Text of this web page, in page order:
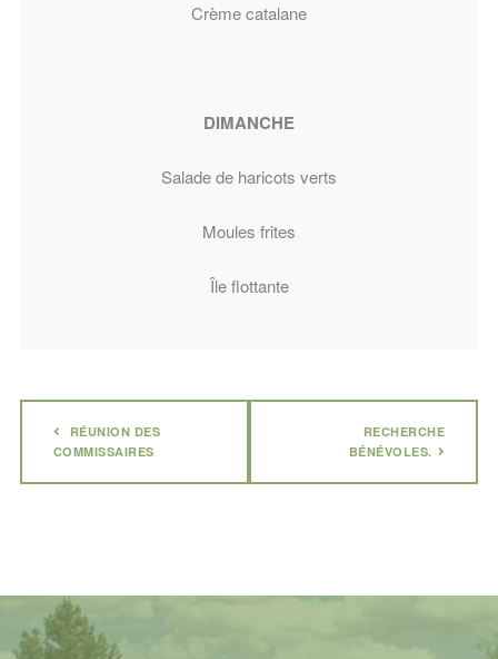
Crème catalane
DIMANCHE
Salade de haricots verts
Moules frites
Île flottante
RÉUNION DES
COMMISSAIRES
RECHERCHE
BÉNÉVOLES.